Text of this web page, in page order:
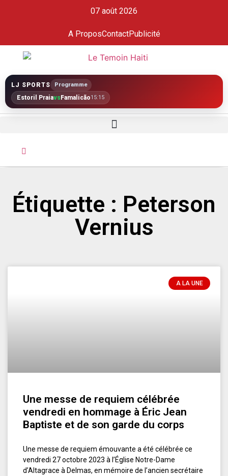
07 août 2026
A ProposContactPublicité
LJ SPORTS Programme
Estoril PraiavsFamalicão15:15
Étiquette : Peterson
Vernius
A LA UNE
Une messe de requiem célébrée
vendredi en hommage à Éric Jean
Baptiste et de son garde du corps
Une messe de requiem émouvante a été célébrée ce
vendredi 27 octobre 2023 à l’Église Notre-Dame
d’Altagrace à Delmas, en mémoire de l’ancien secrétaire